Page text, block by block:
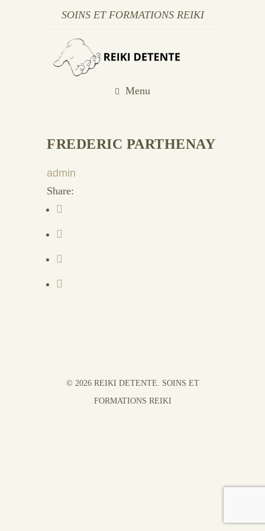
SOINS ET FORMATIONS REIKI
Menu
FREDERIC PARTHENAY
admin
Share:
© 2026 REIKI DETENTE. SOINS ET
FORMATIONS REIKI